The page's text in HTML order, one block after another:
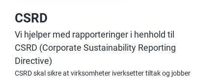
CSRD
Vi hjelper med rapporteringer i henhold til
CSRD (Corporate Sustainability Reporting
Directive)
CSRD skal sikre at virksomheter iverksetter tiltak og jobber